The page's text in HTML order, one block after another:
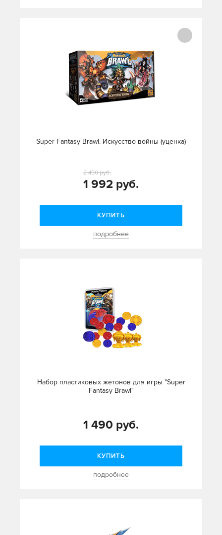
Super Fantasy Brawl. Искусство войны (уценка)
1 992 руб.
2 490 руб.
КУПИТЬ
подробнее
Набор пластиковых жетонов для игры "Super
Fantasy Brawl"
1 490 руб.
КУПИТЬ
подробнее